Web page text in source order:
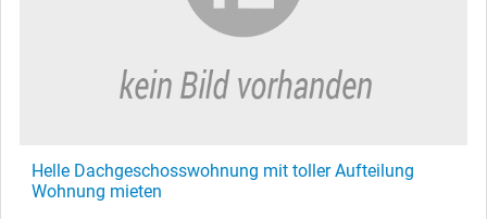
Helle Dachgeschosswohnung mit toller Aufteilung
Wohnung mieten